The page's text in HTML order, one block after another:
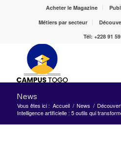
Acheter le Magazine
Métiers par secteur
Tél: +228 91
News
Vous êtes ici : Accueil / News /
Intelligence artificielle : 5 outils qui